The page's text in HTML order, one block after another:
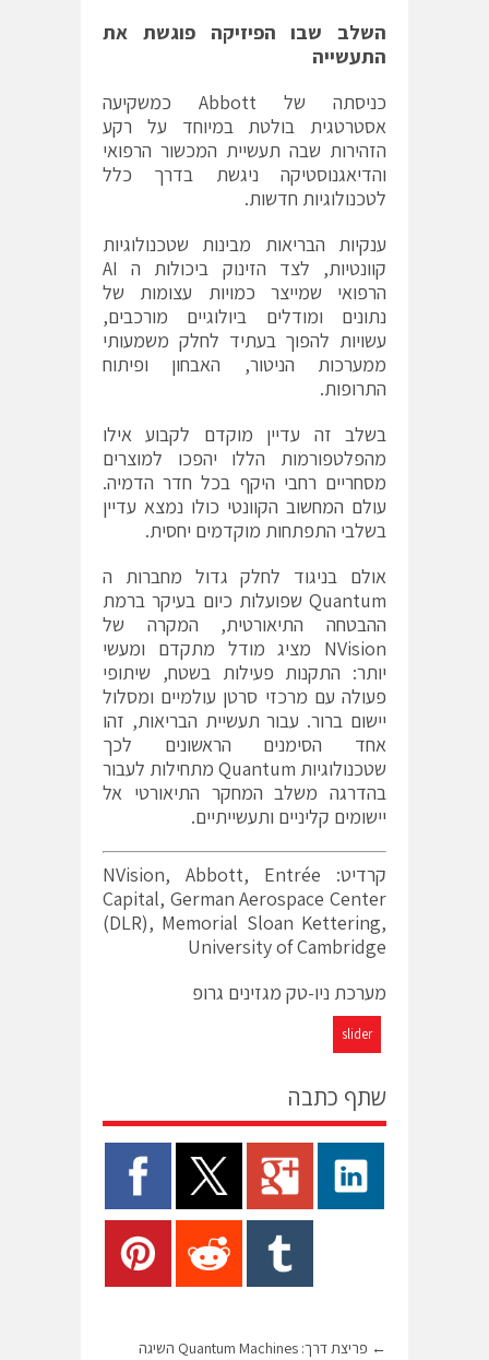
השלב שבו הפיזיקה פוגשת את
התעשייה
כניסתה של Abbott כמשקיעה
אסטרטגית בולטת במיוחד על רקע
הזהירות שבה תעשיית המכשור הרפואי
והדיאגנוסטיקה ניגשת בדרך כלל
לטכנולוגיות חדשות.
ענקיות הבריאות מבינות שטכנולוגיות
קוונטיות, לצד הזינוק ביכולות ה AI
הרפואי שמייצר כמויות עצומות של
נתונים ומודלים ביולוגיים מורכבים,
עשויות להפוך בעתיד לחלק משמעותי
ממערכות הניטור, האבחון ופיתוח
התרופות.
בשלב זה עדיין מוקדם לקבוע אילו
מהפלטפורמות הללו יהפכו למוצרים
מסחריים רחבי היקף בכל חדר הדמיה.
עולם המחשוב הקוונטי כולו נמצא עדיין
בשלבי התפתחות מוקדמים יחסית.
אולם בניגוד לחלק גדול מחברות ה
Quantum שפועלות כיום בעיקר ברמת
ההבטחה התיאורטית, המקרה של
NVision מציג מודל מתקדם ומעשי
יותר: התקנות פעילות בשטח, שיתופי
פעולה עם מרכזי סרטן עולמיים ומסלול
יישום ברור. עבור תעשיית הבריאות, זהו
אחד הסימנים הראשונים לכך
שטכנולוגיות Quantum מתחילות לעבור
בהדרגה משלב המחקר התיאורטי אל
יישומים קליניים ותעשייתיים.
קרדיט: NVision, Abbott, Entrée
Capital, German Aerospace Center
(DLR), Memorial Sloan Kettering,
University of Cambridge
מערכת ניו-טק מגזינים גרופ
slider
שתף כתבה
←
פריצת דרך: Quantum Machines השיגה